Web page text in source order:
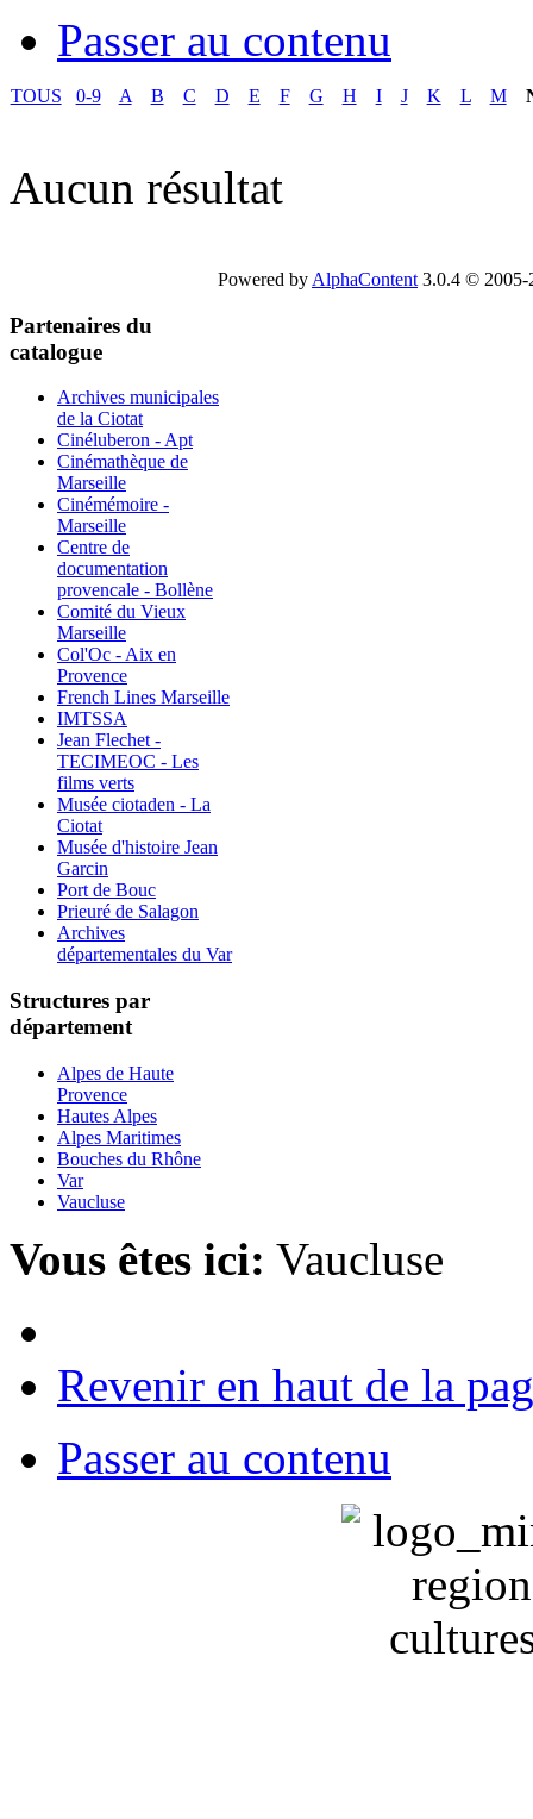
Passer au contenu
TOUS 0-9 A B C D E F G H I J K L M
Aucun résultat
Powered by AlphaContent 3.0.4 © 2005-
Partenaires du
catalogue
Archives municipales
de la Ciotat
Cinéluberon - Apt
Cinémathèque de
Marseille
Cinémémoire -
Marseille
Centre de
documentation
provencale - Bollène
Comité du Vieux
Marseille
Col'Oc - Aix en
Provence
French Lines Marseille
IMTSSA
Jean Flechet -
TECIMEOC - Les
films verts
Musée ciotaden - La
Ciotat
Musée d'histoire Jean
Garcin
Port de Bouc
Prieuré de Salagon
Archives
départementales du Var
Structures par
département
Alpes de Haute
Provence
Hautes Alpes
Alpes Maritimes
Bouches du Rhône
Var
Vaucluse
Vous êtes ici: Vaucluse
Revenir en haut de la
Passer au contenu